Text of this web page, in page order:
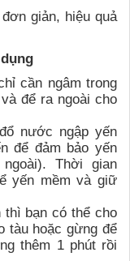
giản, hiệu quả
cần ngâm trong
để ra ngoài cho
nước ngập yến
để đảm bảo yến
Thời gian
yến mềm và giữ
thì bạn có thể cho
tàu hoặc gừng để
thêm 1 phút rồi